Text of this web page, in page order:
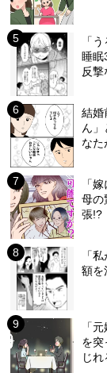
「
睡
反撃
結婚
ん
なた
「
母の
張!?
「
額を
「
を
じれ